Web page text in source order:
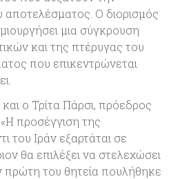
αποτελέσματος. Ο διορισμός
μια σύγκρουση
και της πτέρυγας του
που επικεντρώνεται
ο Τρίτα Πάρσι, πρόεδρος
«Η προσέγγιση της
του Ιράν εξαρτάται σε
θα επιλέξει να στελεχώσει
πρώτη του θητεία πουλήθηκε